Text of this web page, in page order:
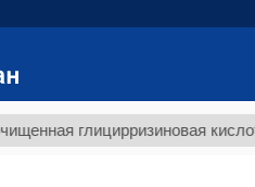
глицирризиновая кислота